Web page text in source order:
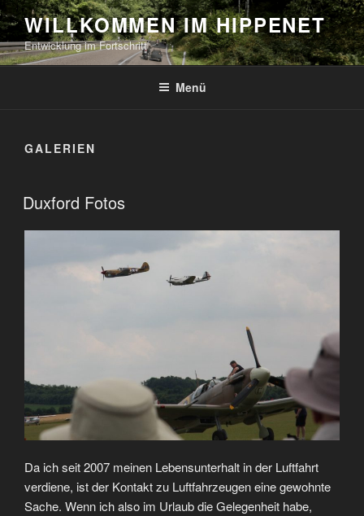
Zum
Inhalt
springen
WILLKOMMEN IM HIPPENET
Entwicklung im Fortschritt
Menü
GALERIEN
VERÖFFENTLICHT
AM
Duxford Fotos
Da ich seit 2007 meinen Lebensunterhalt in der Luftfahrt
verdiene, ist der Kontakt zu Luftfahrzeugen eine gewohnte
Sache. Wenn ich also im Urlaub die Gelegenheit habe,